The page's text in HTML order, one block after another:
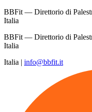
BBFit — Direttorio di
Italia
BBFit — Direttorio di
Italia
Italia | info@bbfit.it